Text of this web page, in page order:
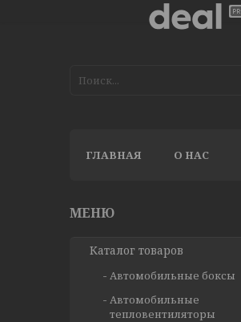
ГЛАВНАЯ О НАС
Каталог товаров
Автомобильные боксы
Автомобильные
тепловентиляторы